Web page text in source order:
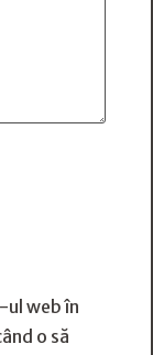
ul web în
o să